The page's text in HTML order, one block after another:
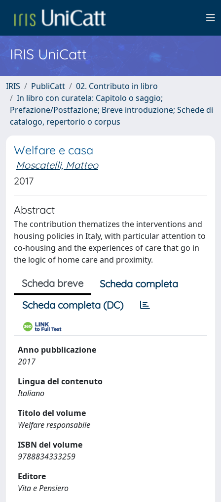
IRIS UniCatt
IRIS PubliCatt
02. Contributo in libro
In libro con curatela: Capitolo o saggio;
Prefazione/Postfazione; Breve introduzione; Schede di
catalogo, repertorio o corpus
Welfare e casa
Moscatelli, Matteo
2017
Abstract
The contribution thematizes the interventions and
housing policies in Italy, with particular attention to
co-housing and the experiences of care that go in
the logic of home care and proximity.
Scheda breve
Scheda completa
Scheda completa (DC)
Anno pubblicazione
2017
Lingua del contenuto
Italiano
Titolo del volume
Welfare responsabile
ISBN del volume
9788834333259
Editore
Vita e Pensiero